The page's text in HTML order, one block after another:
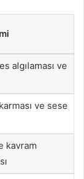
algılaması ve
ve sese
kavram